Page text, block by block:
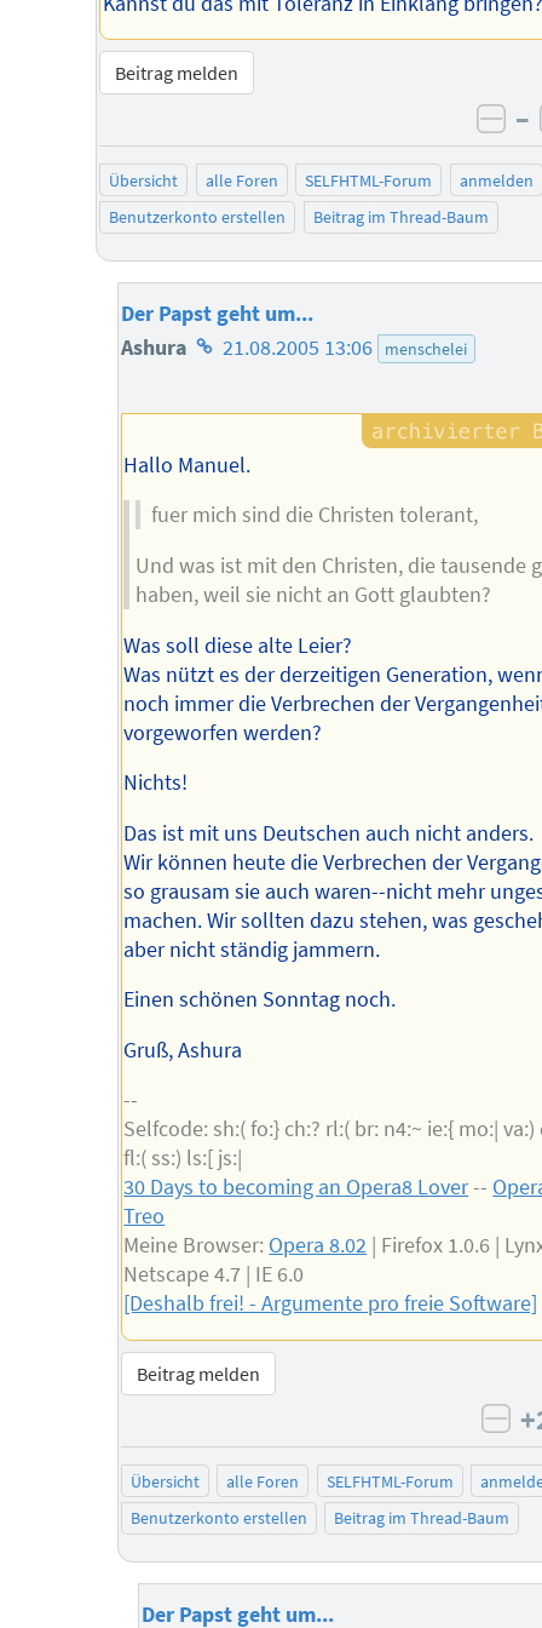
Beitrag melden
–
Übersicht alle Foren SELFHTML-Forum
anmelden
Benutzerkonto erstellen
Beitrag im Thread-Baum
Der Papst geht um...
Ashura Homepage
Autors
21.08.2005 13:06 menschelei
Hallo Manuel.
fuer mich sind die Christen tolerant,
Und was ist mit den Christen, die tausende
haben, weil sie nicht an Gott glaubten?
Was soll diese alte Leier?
Was nützt es der derzeitigen Generation,
noch immer die Verbrechen der
vorgeworfen werden?
Nichts!
Das ist mit uns Deutschen auch nicht anders.
Wir können heute die Verbrechen der
so grausam sie auch waren--nicht mehr
machen. Wir sollten dazu stehen, was
aber nicht ständig jammern.
Einen schönen Sonntag noch.
Gruß, Ashura
--
Selfcode: sh:( fo:} ch:? rl:( br: n4:~ ie:{ mo:| va:)
fl:( ss:) ls:[ js:|
30 Days to becoming an Opera8 Lover--
Treo
Meine Browser: Opera 8.02 | Firefox 1.0.6 |
Netscape 4.7 | IE 6.0
[Deshalb frei! - Argumente pro freie Software]
Beitrag melden
Übersicht alle Foren SELFHTML-Forum
Benutzerkonto erstellen
Beitrag im Thread-Baum
Der Papst geht um...